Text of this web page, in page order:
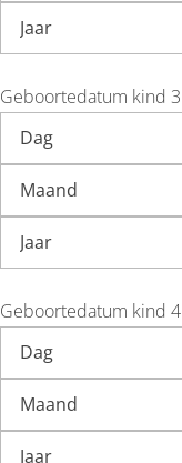
Geboortedatum kind 3
Geboortedatum kind 4